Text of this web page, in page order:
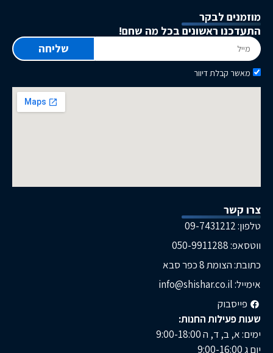
8 כפר סבא
החנות:
ה 9:00-18:00
לבקר
ראשונים בכל מה שחם!
דיוור